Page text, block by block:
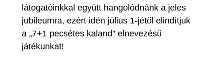
látogatóinkkal együtt hangolódnánk a jeles
jubileumra, ezért idén július 1-jétől elindítjuk
a „7+1 pecsétes kaland” elnevezésű
játékunkat!